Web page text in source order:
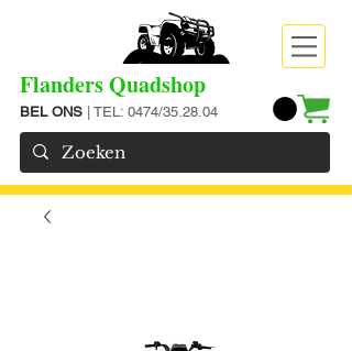
Flanders Quadshop
BEL ONS | TEL: 0474/35.28.04